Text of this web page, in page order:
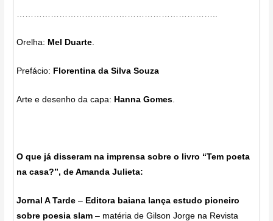
……………………………………………………………..
Orelha: Mel Duarte.
Prefácio: Florentina da Silva Souza
Arte e desenho da capa: Hanna Gomes
O que já disseram na imprensa sobre o livro “Tem poeta
na casa?”, de Amanda Julieta:
Jornal A Tarde – Editora baiana lança estudo pioneiro
sobre poesia slam – matéria de Gilson Jorge na Revista